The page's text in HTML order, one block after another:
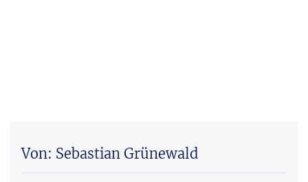
Von: Sebastian Grünewald